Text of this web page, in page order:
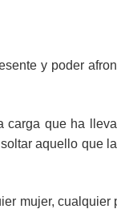
y poder
que ha
aquello que
mujer,